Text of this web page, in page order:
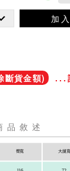
加
斷貨金額) ...
品敘述